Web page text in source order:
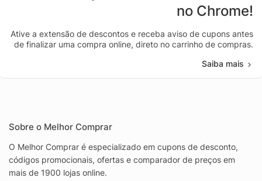
no Chrome!
Ative a extensão de descontos e receba aviso de cupons antes
de finalizar uma compra online, direto no carrinho de compras.
Saiba mais
Sobre o Melhor Comprar
O Melhor Comprar é especializado em cupons de desconto,
códigos promocionais, ofertas e comparador de preços em
mais de 1900 lojas online.